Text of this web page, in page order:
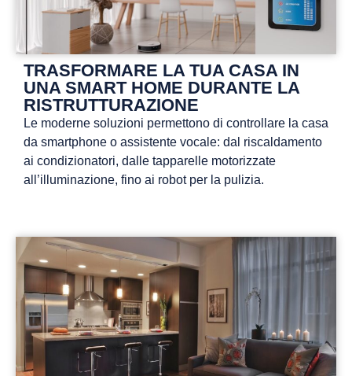
TRASFORMARE LA TUA CASA IN
UNA SMART HOME DURANTE LA
RISTRUTTURAZIONE
Le moderne soluzioni permettono di controllare la casa
da smartphone o assistente vocale: dal riscaldamento
ai condizionatori, dalle tapparelle motorizzate
all’illuminazione, fino ai robot per la pulizia.